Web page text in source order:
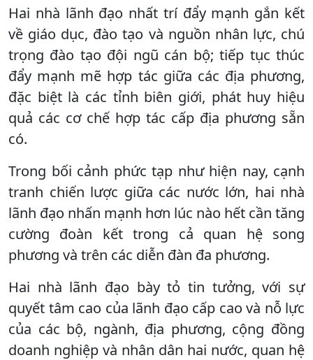
Hai nhà lãnh đạo nhất trí đẩy mạnh gắn kết
về giáo dục, đào tạo và nguồn nhân lực, chú
trọng đào tạo đội ngũ cán bộ; tiếp tục thúc
đẩy mạnh mẽ hợp tác giữa các địa phương,
đặc biệt là các tỉnh biên giới, phát huy hiệu
quả các cơ chế hợp tác cấp địa phương sẵn
có.
Trong bối cảnh phức tạp như hiện nay, cạnh
tranh chiến lược giữa các nước lớn, hai nhà
lãnh đạo nhấn mạnh hơn lúc nào hết cần tăng
cường đoàn kết trong cả quan hệ song
phương và trên các diễn đàn đa phương.
Hai nhà lãnh đạo bày tỏ tin tưởng, với sự
quyết tâm cao của lãnh đạo cấp cao và nỗ lực
của các bộ, ngành, địa phương, cộng đồng
doanh nghiệp và nhân dân hai nước, quan hệ